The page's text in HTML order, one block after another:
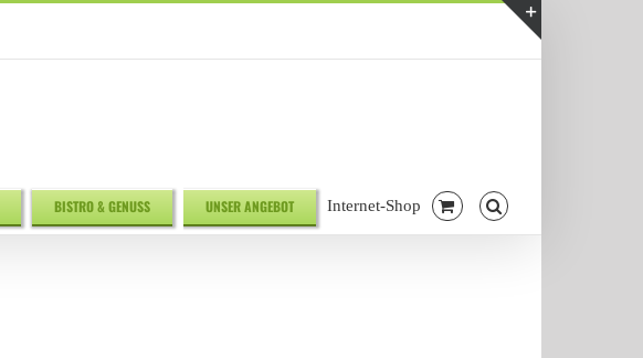
BISTRO & GENUSS UNSER ANGEBOT Internet-Shop